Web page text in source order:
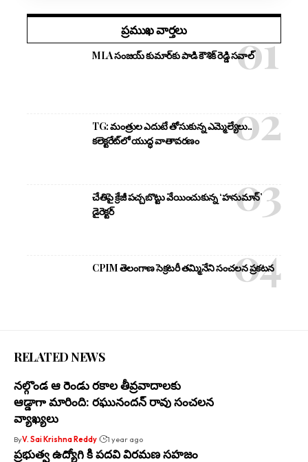
ప్రముఖ వార్తలు
MLA సంజయ్ కుమార్‌కు పాడి కౌశిక్ రెడ్డి సవాల్
TG: మంత్రుల ఎదుటే తోసుకున్న ఎమ్మెల్యేలు..
కలెక్టరేట్‌లో యుద్ధ వాతావరణం
చేతిపై క్రేజీ పచ్చబొట్టు వేయించుకున్న ‘హనుమాన్’
డైరెక్టర్
CPIM తెలంగాణ సెక్రటరీ తమ్మినేని సంచలన ప్రకటన
RELATED NEWS
నల్గొండ ఆ రెండు రకాల తీవ్రవాదాలకు
ఆడ్డాగా మారింది: రఘునందన్ రావు సంచలన
వ్యాఖ్యలు
ByV. Sai Krishna Reddy 1 year ago
ప్రభుత్వ ఉద్యోగి కి పదవి విరమణ సహజం